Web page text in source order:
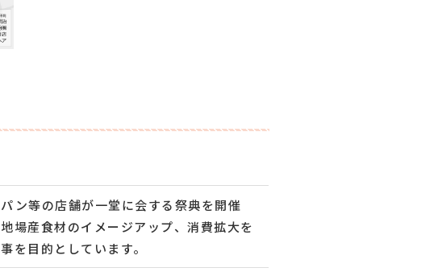
ン等の店舗が一堂に会する祭典を開催
場産食材のイメージアップ、消費拡大を
を目的としています。